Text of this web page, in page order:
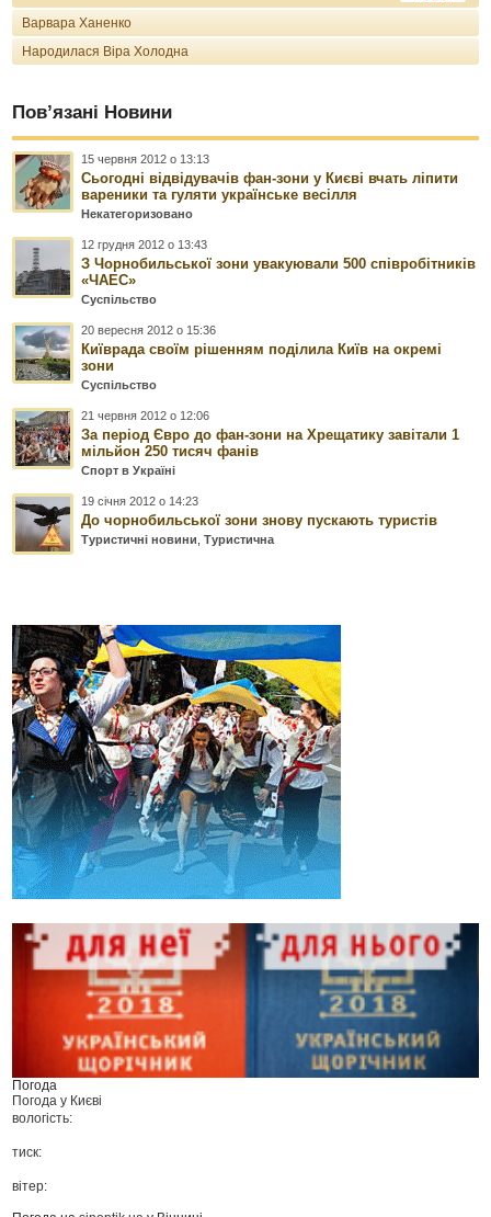
Варвара Ханенко
Народилася Віра Холодна
Пов’язані Новини
15 червня 2012 о 13:13
Сьогодні відвідувачів фан-зони у Києві вчать ліпити
вареники та гуляти українське весілля
Некатегоризовано
12 грудня 2012 о 13:43
З Чорнобильської зони увакуювали 500 співробітників
«ЧАЕС»
Суспільство
20 вересня 2012 о 15:36
Київрада своїм рішенням поділила Київ на окремі
зони
Суспільство
21 червня 2012 о 12:06
За період Євро до фан-зони на Хрещатику завітали 1
мільйон 250 тисяч фанів
Спорт в Україні
19 січня 2012 о 14:23
До чорнобильської зони знову пускають туристів
Туристичні новини ,Туристична
Погода
Погода у Києві
вологість:
тиск:
вітер: